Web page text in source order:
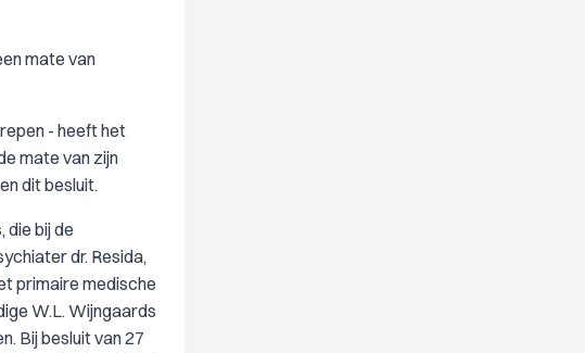
mate van
- heeft het
mate van zijn
dit besluit.
bij de
dr. Resida,
primaire medische
W.L. Wijngaards
Bij besluit van 27